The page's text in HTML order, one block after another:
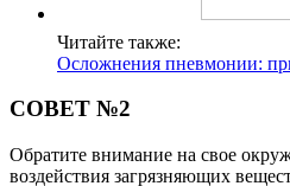
Читайте также:
Осложнения пневмонии:
СОВЕТ №2
Обратите внимание на свое
воздействия загрязняющих